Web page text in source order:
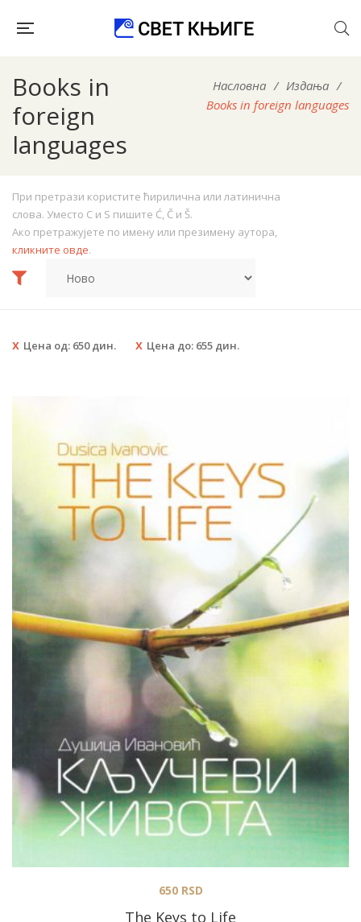
Books in
foreign
languages
Насловна / Издања /
Books in foreign languages
При претрази користите ћирилична или латинична
слова. Уместо C и S пишите Ć, Č и Š.
Ако претражујете по имену или презимену аутора,
кликните овде.
Цена од: 650дин. Цена до: 655 дин.
The Keys to Life
650RSD